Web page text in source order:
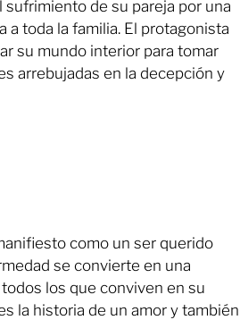
de su pareja por una
a toda la familia. El protagonista
su mundo interior para tomar
arrebujadas en la decepción y
como un ser querido
se convierte en una
los que conviven en su
la historia de un amor y también